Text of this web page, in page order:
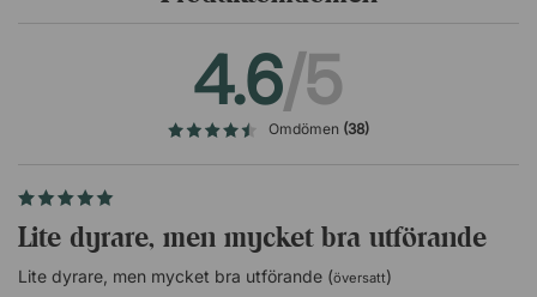
Klämfäste medföljer
Passar bordsskivor med tjocklek upp till 5 cm
4.6/5
Omdömen (38)
Lite dyrare, men mycket bra utförande
Lite dyrare, men mycket bra utförande (översatt)